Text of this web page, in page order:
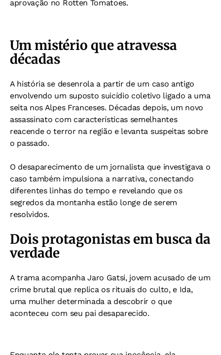
aprovação no Rotten Tomatoes.
Um mistério que atravessa
décadas
A história se desenrola a partir de um caso antigo
envolvendo um suposto suicídio coletivo ligado a uma
seita nos Alpes Franceses. Décadas depois, um novo
assassinato com características semelhantes
reacende o terror na região e levanta suspeitas sobre
o passado.
O desaparecimento de um jornalista que investigava o
caso também impulsiona a narrativa, conectando
diferentes linhas do tempo e revelando que os
segredos da montanha estão longe de serem
resolvidos.
Dois protagonistas em busca da
verdade
A trama acompanha Jaro Gatsi, jovem acusado de um
crime brutal que replica os rituais do culto, e Ida,
uma mulher determinada a descobrir o que
aconteceu com seu pai desaparecido.